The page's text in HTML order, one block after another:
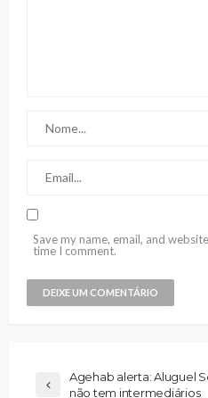
Save my name, email, and
time I comment.
Agehab alerta: Aluguel
não tem intermediários